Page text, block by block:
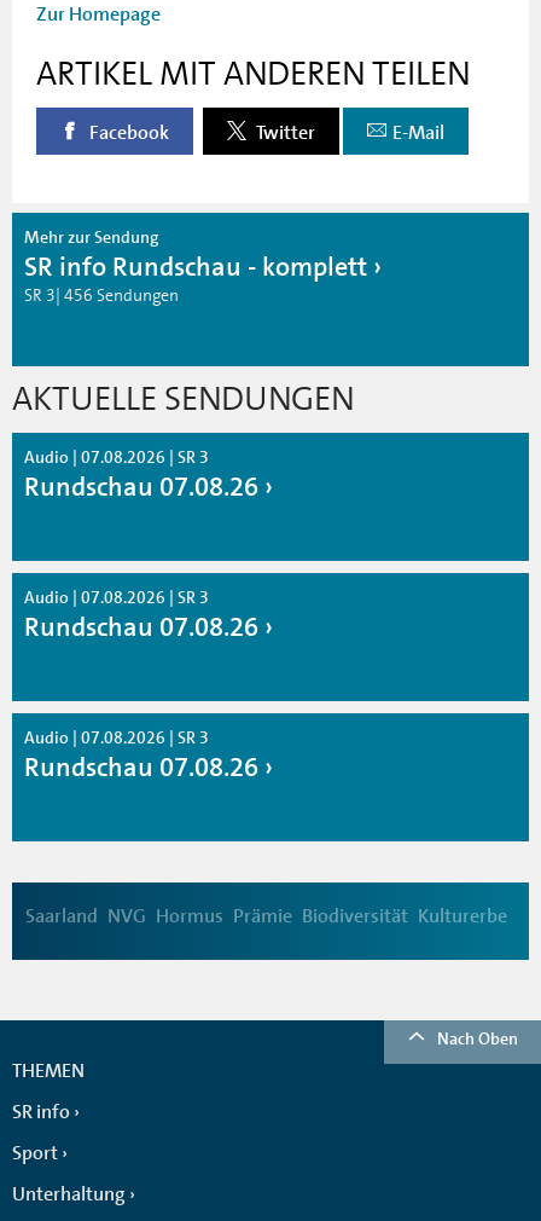
Zur Homepage
ARTIKEL MIT ANDEREN TEILEN
Facebook Twitter E-Mail
Mehr zur Sendung
SR info Rundschau - komplett
SR 3| 456 Sendungen
AKTUELLE SENDUNGEN
Audio | 07.08.2026 | SR 3
Rundschau 07.08.26
Audio | 07.08.2026 | SR 3
Rundschau 07.08.26
Audio | 07.08.2026 | SR 3
Rundschau 07.08.26
Saarland NVG Hormus Prämie Biodiversität Kulturerbe
Nach Oben
THEMEN
SR info
Sport
Unterhaltung